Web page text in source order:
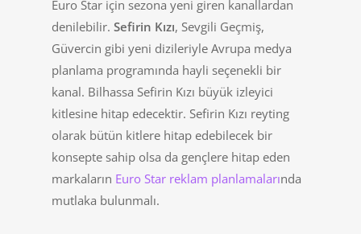
Euro Star için sezona yeni giren kanallardan
denilebilir. Sefirin Kızı, Sevgili Geçmiş,
Güvercin gibi yeni dizileriyle Avrupa medya
planlama programında hayli seçenekli bir
kanal. Bilhassa Sefirin Kızı büyük izleyici
kitlesine hitap edecektir. Sefirin Kızı reyting
olarak bütün kitlere hitap edebilecek bir
konsepte sahip olsa da gençlere hitap eden
markaların Euro Star reklam planlamalarında
mutlaka bulunmalı.